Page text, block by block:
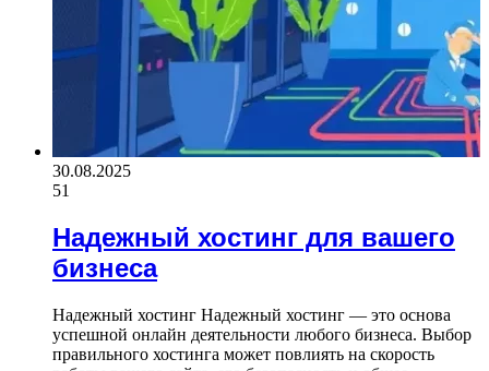
30.08.2025
51
Надежный хостинг для вашего
бизнеса
Надежный хостинг Надежный хостинг — это основа
успешной онлайн деятельности любого бизнеса. Выбор
правильного хостинга может повлиять на скорость